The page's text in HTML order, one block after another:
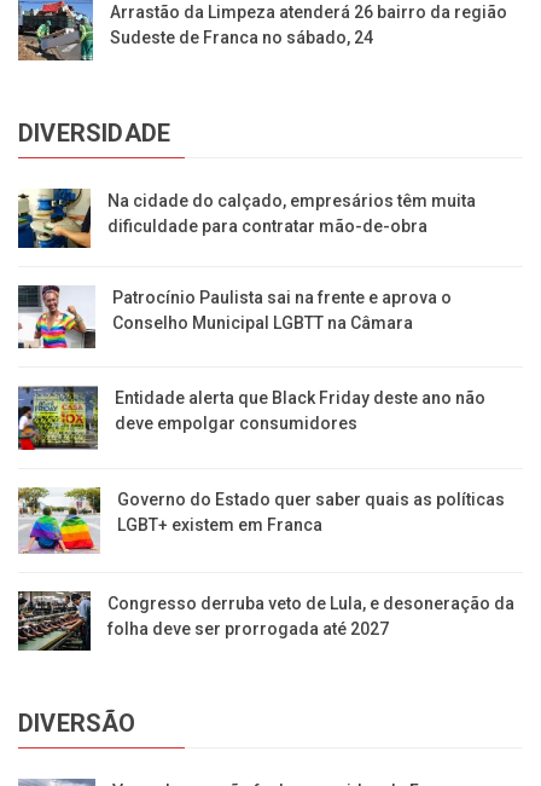
Arrastão da Limpeza atenderá 26 bairro da região
Sudeste de Franca no sábado, 24
DIVERSIDADE
Na cidade do calçado, empresários têm muita
dificuldade para contratar mão-de-obra
Patrocínio Paulista sai na frente e aprova o
Conselho Municipal LGBTT na Câmara
Entidade alerta que Black Friday deste ano não
deve empolgar consumidores
Governo do Estado quer saber quais as políticas
LGBT+ existem em Franca
Congresso derruba veto de Lula, e desoneração da
folha deve ser prorrogada até 2027
DIVERSÃO